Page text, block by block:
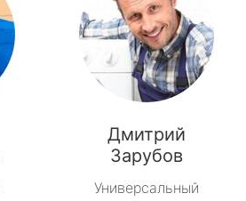
Дмитрий
Зарубов
Универсальный